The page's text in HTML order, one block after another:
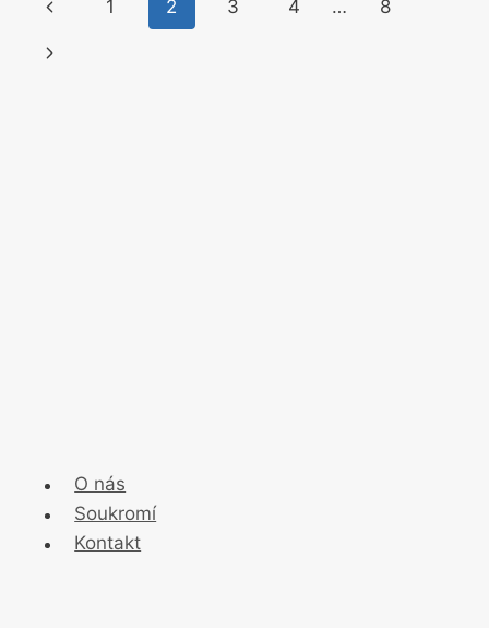
I
na
Předchozí
stránka
1 2 3 4 … 8
Další
O nás
Soukromí
Kontakt